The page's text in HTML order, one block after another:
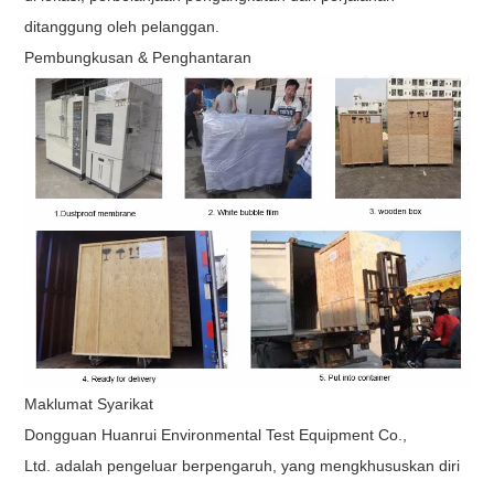
ditanggung oleh pelanggan.
Pembungkusan & Penghantaran
Maklumat Syarikat
Dongguan Huanrui Environmental Test Equipment Co.,
Ltd.adalah pengeluar berpengaruh, yang mengkhususkan diri